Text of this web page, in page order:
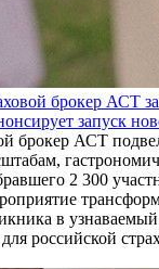
брокер АСТ
запуск
брокер АСТ
2 300
в
российской